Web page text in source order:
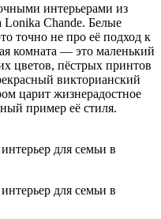
интерьерами из
Lonika Chande. Белые
точно не про её подход к
комната — это маленький
цветов, пёстрых принтов
викторианский
царит жизнерадостное
пример её стиля.